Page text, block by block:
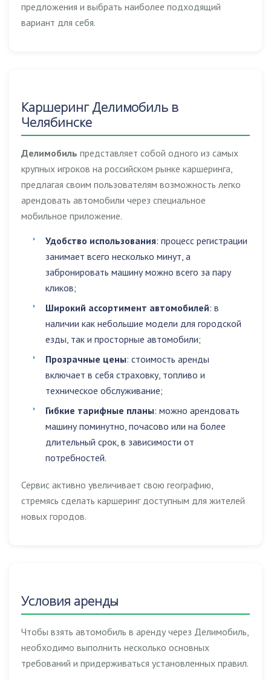
предложения и выбрать наиболее подходящий
вариант для себя.
Каршеринг Делимобиль в
Челябинске
Делимобиль представляет собой одного из самых
крупных игроков на российском рынке каршеринга,
предлагая своим пользователям возможность легко
арендовать автомобили через специальное
мобильное приложение.
Удобство использования: процесс регистрации
занимает всего несколько минут, а
забронировать машину можно всего за пару
кликов;
Широкий ассортимент автомобилей: в
наличии как небольшие модели для городской
езды, так и просторные автомобили;
Прозрачные цены: стоимость аренды
включает в себя страховку, топливо и
техническое обслуживание;
Гибкие тарифные планы: можно арендовать
машину поминутно, почасово или на более
длительный срок, в зависимости от
потребностей.
Сервис активно увеличивает свою географию,
стремясь сделать каршеринг доступным для жителей
новых городов.
Условия аренды
Чтобы взять автомобиль в аренду через Делимобиль,
необходимо выполнить несколько основных
требований и придерживаться установленных правил.